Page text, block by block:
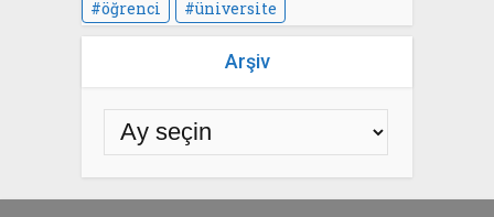
öğrenci
üniversite
Arşiv